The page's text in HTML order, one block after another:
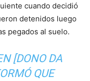
cuando decidió
detenidos luego
pegados al suelo.
[DONO DA
QUE